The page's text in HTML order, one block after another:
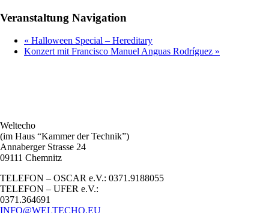
Veranstaltung Navigation
« Halloween Special – Hereditary
Konzert mit Francisco Manuel Anguas Rodríguez »
Weltecho
(im Haus “Kammer der Technik”)
Annaberger Strasse 24
09111 Chemnitz
TELEFON – OSCAR e.V.: 0371.9188055
TELEFON – UFER e.V.:
0371.364691
INFO@WELTECHO.EU